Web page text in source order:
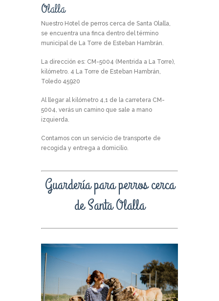
Olalla
Nuestro Hotel de perros cerca de Santa Olalla,
se encuentra una finca dentro del término
municipal de La Torre de Esteban Hambrán.
La dirección es: CM-5004 (Mentrida a La Torre),
kilómetro. 4 La Torre de Esteban Hambrán,
Toledo 45920
Al llegar al kilómetro 4,1 de la carretera CM-
5004, verás un camino que sale a mano
izquierda.
Contamos con un servicio de transporte de
recogida y entrega a domicilio.
Guardería para perros cerca
de Santa Olalla